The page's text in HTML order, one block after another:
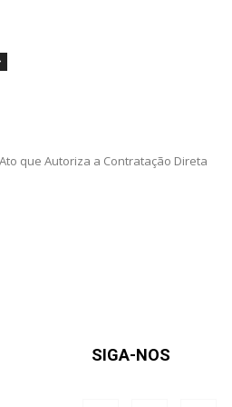
que Autoriza a Contratação Direta
SIGA-NOS